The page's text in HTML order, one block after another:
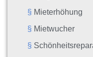
Mieterhöhung
Mietwucher